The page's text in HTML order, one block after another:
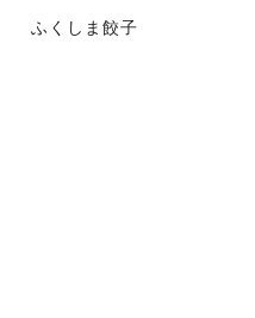
ふくしま餃子